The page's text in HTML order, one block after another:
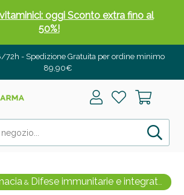
72h - Spedizione Gratuita per ordine minimo
89,90€
& Difese immunitarie e integratori
oggi Sconto extra fino al
50%!